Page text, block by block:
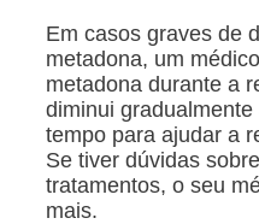
Em casos graves de
metadona, um
metadona durante a
diminui
tempo para ajudar a
Se tiver dúvidas
tratamentos, o seu
mais.